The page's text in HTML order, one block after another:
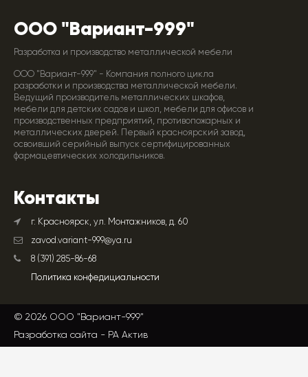
ООО "Вариант-999"
Разработка и производство металлической мебели
ООО "Вариант-999" - Компания полного цикла
разработки и производства металлической мебели.
Ведущий производитель металлических шкафов,
мебели для детских садов и школ, мебели для офисов и
производственных предприятий, противопожарных и
металлических дверей. Первый красноярский завод,
освоивший серийный выпуск сертифицированных
фармацевтических холодильников.
Контакты
г. Красноярск, ул. Монтажников, д. 60
zavod.variant-999@ya.ru
8 (391) 285-86-68
Политика конфедициальности
© 2026 ООО "Вариант-999"
Разработка сайта - РА Актив